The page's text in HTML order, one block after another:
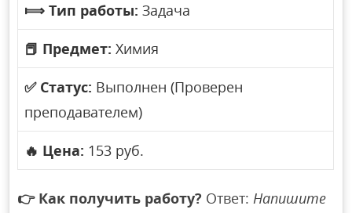
⟾ Тип работы: Задача
📕 Предмет: Химия
✅ Статус: Выполнен (Проверен
преподавателем)
🔥 Цена: 153 руб.
👉 Как получить работу? Ответ:Напишите